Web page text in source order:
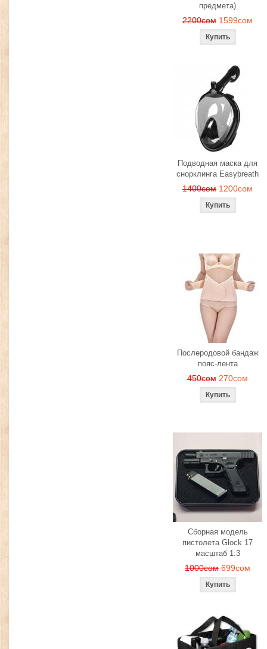
предмета)
2200сом 1599сом
Подводная маска для
снорклинга Easybreath
1400сом 1200сом
Послеродовой бандаж
пояс-лента
450сом 270сом
Сборная модель
пистолета Glock 17
масштаб 1:3
1000сом 699сом